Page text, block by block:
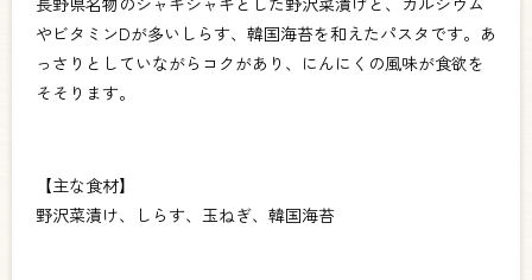
やビタミンDが多いしらす、韓国海苔を和えたパスタです。あ
っさりとしていながらコクがあり、にんにくの風味が食欲を
そそります。
【主な食材】
野沢菜漬け、しらす、玉ねぎ、韓国海苔